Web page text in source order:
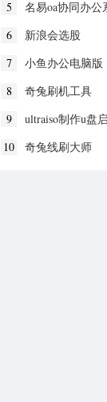
5
名易oa协同办公
6
新浪会选股
7
小鱼办公电脑版
8
奇兔刷机工具
9
ultraiso制作u盘
10
奇兔线刷大师